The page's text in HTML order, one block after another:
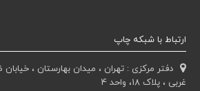
ارتباط با شبکه چاپ
دفتر مرکزی : تهران ، میدان بهارستان ،
غربی ، پلاک 18، واحد 4